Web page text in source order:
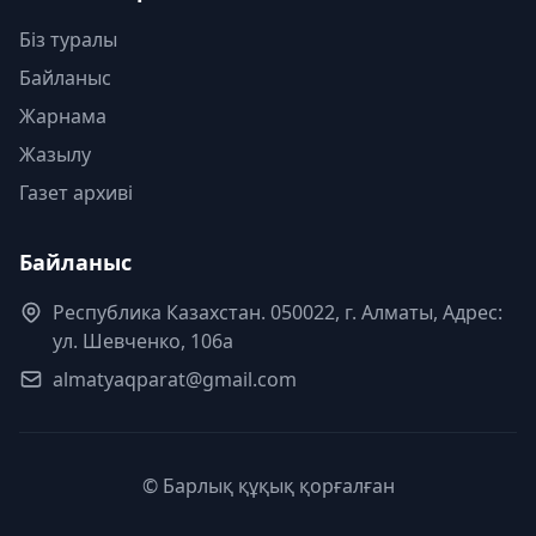
Біз туралы
Байланыс
Жарнама
Жазылу
Газет архиві
Байланыс
Республика Казахстан. 050022, г. Алматы, Адрес:
ул. Шевченко, 106а
almatyaqparat@gmail.com
© Барлық құқық қорғалған